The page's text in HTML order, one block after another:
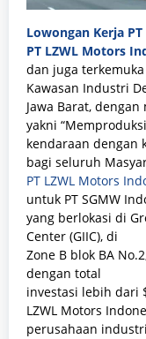
Lowongan Kerja
PT LZWL Motors
dan juga
Kawasan Industri
Jawa Barat, dengan
yakni “
kendaraan dengan
bagi seluruh
PT LZWL Motors
untuk PT SGMW
yang berlokasi di
Center (GIIC), di
Zone B blok BA
dengan total
investasi lebih dari
LZWL Motors
perusahaan